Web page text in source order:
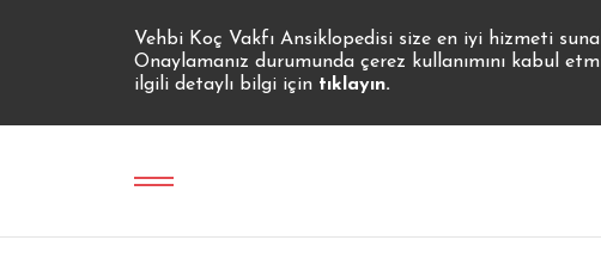
Vehbi Koç Vakfı Ansiklopedisi size en iyi hizmeti
Onaylamanız durumunda çerez kullanımını kabul
ilgili detaylı bilgi için tıklayın.